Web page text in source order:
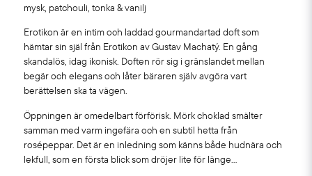
mysk, patchouli, tonka & vanilj
Erotikon är en intim och laddad gourmandartad doft som
hämtar sin själ från Erotikon av Gustav Machatý. En gång
skandalös, idag ikonisk. Doften rör sig i gränslandet mellan
begär och elegans och låter bäraren själv avgöra vart
berättelsen ska ta vägen.
Öppningen är omedelbart förförisk. Mörk choklad smälter
samman med varm ingefära och en subtil hetta från
rosépeppar. Det är en inledning som känns både hudnära och
lekfull, som en första blick som dröjer lite för länge...